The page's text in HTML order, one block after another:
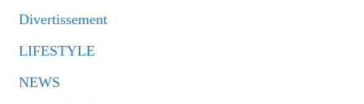
Divertissement
LIFESTYLE
NEWS